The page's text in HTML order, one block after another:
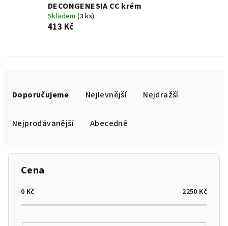
DECONGENESIA CC krém
Skladem(3 ks)
413 Kč
Doporučujeme Nejlevnější Nejdražší
Nejprodávanější Abecedně
Cena
0 Kč 2250 Kč